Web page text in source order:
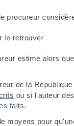
procureur
le retrouver
estime alors
de la
ou si l'auteur
faits.
moyens pour